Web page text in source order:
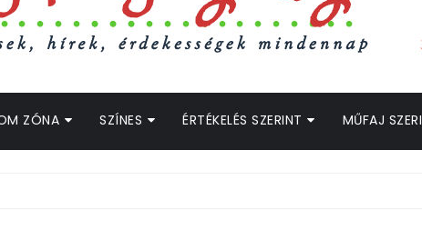
ZÓNA SZÍNES ÉRTÉKELÉS SZERINT MŰFAJ